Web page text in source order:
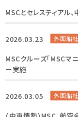
MSCとセレスティアル
2026.03.23 外国船社
MSCクルーズ「MSCマ
ー実施
2026.03.05 外国船社